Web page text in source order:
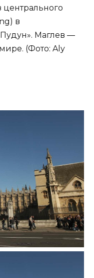
центрального
в
Маглев —
(Фото: Aly